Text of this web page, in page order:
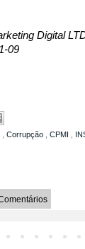
Digital
09
Corrupção CPMI